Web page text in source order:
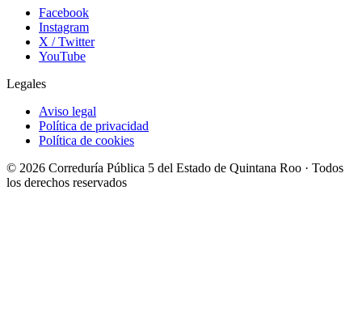
Facebook
Instagram
X / Twitter
YouTube
Legales
Aviso legal
Política de privacidad
Política de cookies
© 2026 Correduría Pública 5 del Estado de Quintana Roo · Todos
los derechos reservados